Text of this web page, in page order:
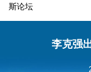
斯论坛
李克强